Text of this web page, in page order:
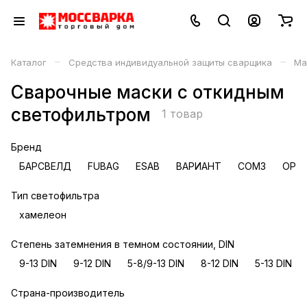
Каталог – Средства индивидуальной защиты сварщика –
Сварочные маски с откидным
светофильтром
1 товар
Бренд
БАРСВЕЛД
FUBAG ESAB ВАРИАНТ СОМЗ
Тип светофильтра
хамелеон
Степень затемнения в темном состоянии, DIN
9-13 DIN
9-12 DIN 5-8/9-13 DIN 8-12 DIN 5-13 DIN
Страна-производитель